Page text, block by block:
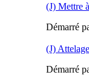
(J) Mettre
Démarré
(J) Attelage
Démarré